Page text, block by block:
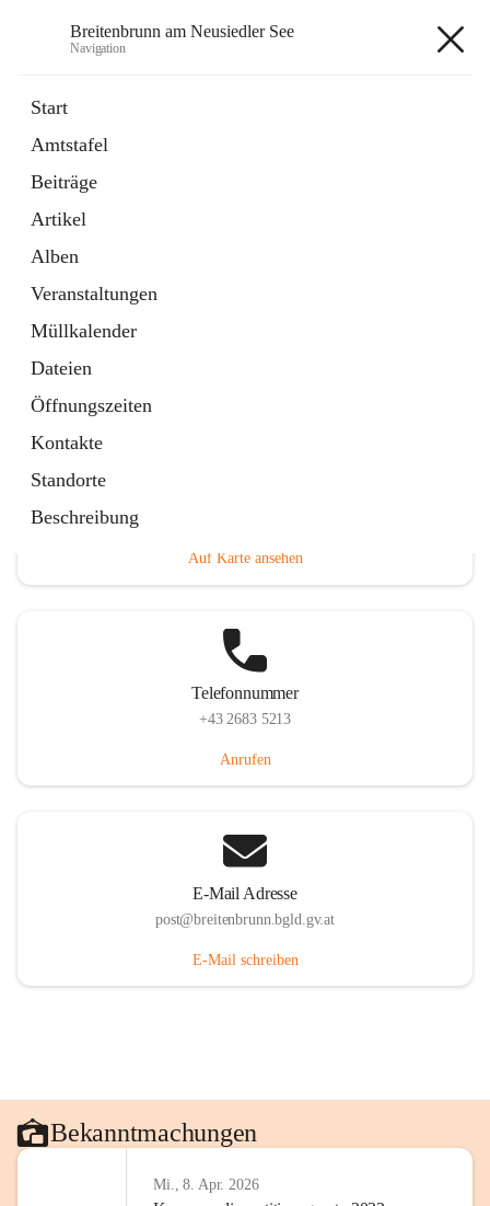
Breitenbrunn am Neusiedler See
Navigation
Start
Amtstafel
Beiträge
Artikel
Alben
Veranstaltungen
Müllkalender
Dateien
Öffnungszeiten
Kontakte
Standorte
Beschreibung
18 Schnellzugriffe
Gemeindeservice
Auf Karte ansehen
Telefonnummer
+43 2683 5213
Anrufen
E-Mail Adresse
post@breitenbrunn.bgld.gv.at
E-Mail schreiben
Bekanntmachungen
Mi., 8. Apr. 2026